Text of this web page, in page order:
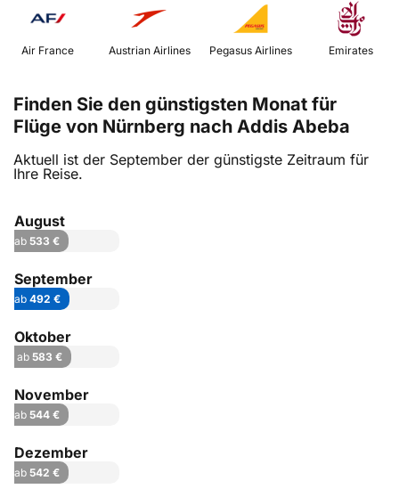
Air France Austrian Airlines Emirates
Finden Sie den günstigsten Monat für
Flüge von Nürnberg nach Addis Abeba
Aktuell ist der September der günstigste Zeitraum für
Ihre Reise.
August
ab 533 €
September
ab 492 €
Oktober
ab 583 €
November
ab 544 €
Dezember
ab 542 €